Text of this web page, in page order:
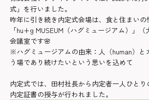
式」を行いました。
昨年に引き続き内定式会場は、食と住まい
「hu+g MUSEUM（ハグミュージアム）」
会議室です🌸
※ハグミュージアムの由来：人（human）と
う場であり続けたいという思いを込めて
内定式では、田村社長から内定者一人ひとり
内定証書の授与が行われました。